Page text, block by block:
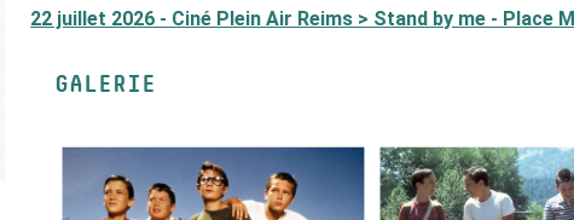
22 juillet 2026 - Ciné Plein Air Reims > Stand by me - Place
GALERIE